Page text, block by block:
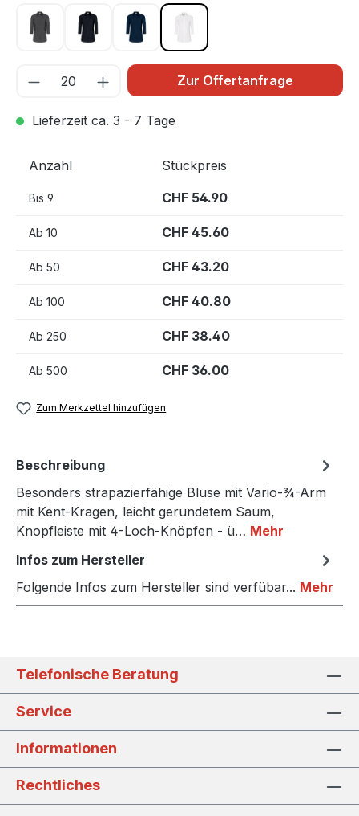
anthrazit 028schwarz 005tinte 034 weiß 001
Zur Offertanfrage
Lieferzeit ca. 3 - 7 Tage
Anzahl Stückpreis
Bis 9 CHF 54.90
Ab 10 CHF 45.60
Ab 50 CHF 43.20
Ab 100 CHF 40.80
Ab 250 CHF 38.40
Ab 500 CHF 36.00
Zum Merkzettel hinzufügen
Beschreibung
Besonders strapazierfähige Bluse mit Vario-¾-Arm
mit Kent-Kragen, leicht gerundetem Saum,
Knopfleiste mit 4-Loch-Knöpfen - ü… Mehr
Infos zum Hersteller
Folgende Infos zum Hersteller sind verfübar... Mehr
Telefonische Beratung
Service
Informationen
Rechtliches